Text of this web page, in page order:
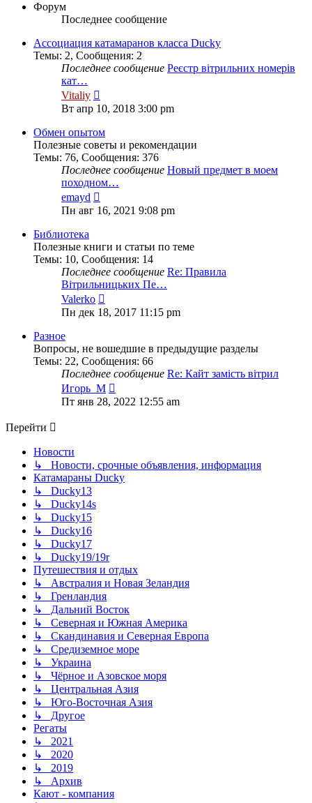
Форум
Последнее сообщение
Ассоциация катамаранов класса Ducky
Темы: 2, Сообщения: 2
Последнее сообщение Реєстр вітрильних номерів
кат…
Vitaliy
к
последнему
сообщению
Вт апр 10, 2018 3:00 pm
Обмен опытом
Полезные советы и рекомендации
Темы: 76, Сообщения: 376
Последнее сообщение Новый предмет в моем
походном…
emayd
к
последнему
Пн авг 16, 2021 9:08 pm
Библиотека
Полезные книги и статьи по теме
Темы: 10, Сообщения: 14
Последнее сообщение Re: Правила
Вітрильницьких Пе…
Valerko
к
последнему
Пн дек 18, 2017 11:15 pm
Разное
Вопросы, не вошедшие в предыдущие разделы
Темы: 22, Сообщения: 66
Последнее сообщение Re: Кайт замість вітрил
Игорь_М
к
Пт янв 28, 2022 12:55 am
Перейти
Новости
↳ Новости, срочные объявления, информация
Катамараны Ducky
↳ Ducky13
↳ Ducky14s
↳ Ducky15
↳ Ducky16
↳ Ducky17
↳ Ducky19/19r
Путешествия и отдых
↳ Австралия и Новая Зеландия
↳ Гренландия
↳ Дальний Восток
↳ Северная и Южная Америка
↳ Скандинавия и Северная Европа
↳ Средиземное море
↳ Украина
↳ Чёрное и Азовское моря
↳ Центральная Азия
↳ Юго-Восточная Азия
↳ Другое
Регаты
↳ 2021
↳ 2020
↳ 2019
↳ Архив
Кают - компания